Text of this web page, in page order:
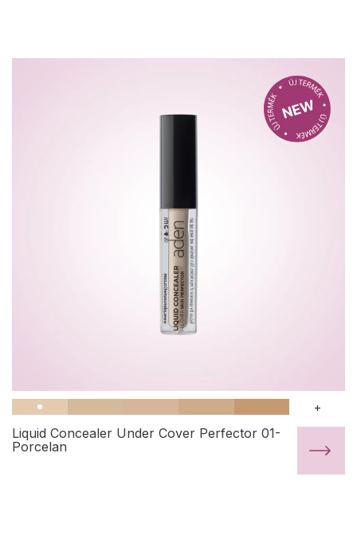
+
Liquid Concealer Under Cover Perfector 01-
Porcelan